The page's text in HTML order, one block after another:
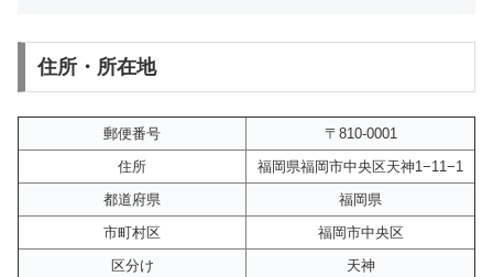
住所・所在地
郵便番号
〒810-0001
住所
福岡県福岡市中央区天神1−11−1
都道府県
福岡県
市町村区
福岡市中央区
区分け
天神